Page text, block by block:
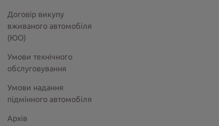
Договір викупу
вживаного автомобіля
(ЮО)
Умови технічного
обслуговування
Умови надання
підмінного автомобіля
Архів